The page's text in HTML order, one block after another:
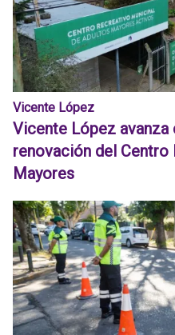
Vicente López
Vicente López avanza
renovación del
Mayores